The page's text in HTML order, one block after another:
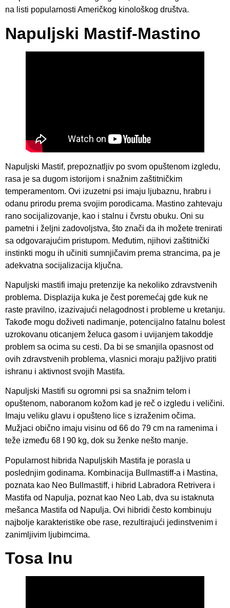
na listi popularnosti Američkog kinološkog društva.
Napuljski Mastif-Mastino
Napuljski Mastif, prepoznatljiv po svom opuštenom izgledu,
rasa je sa dugom istorijom i snažnim zaštitničkim
temperamentom. Ovi izuzetni psi imaju ljubaznu, hrabru i
odanu prirodu prema svojim porodicama. Mastino zahtevaju
rano socijalizovanje, kao i stalnu i čvrstu obuku. Oni su
pametni i željni zadovoljstva, što znači da ih možete trenirati
sa odgovarajućim pristupom. Međutim, njihovi zaštitnički
instinkti mogu ih učiniti sumnjičavim prema strancima, pa je
adekvatna socijalizacija ključna.
Napuljski mastifi imaju pretenzije ka nekoliko zdravstvenih
problema. Displazija kuka je čest poremećaj gde kuk ne
raste pravilno, izazivajući nelagodnost i probleme u kretanju.
Takođe mogu doživeti nadimanje, potencijalno fatalnu bolest
uzrokovanu oticanjem želuca gasom i uvijanjem takoddje
problem sa ocima su cesti. Da bi se smanjila opasnost od
ovih zdravstvenih problema, vlasnici moraju pažljivo pratiti
ishranu i aktivnost svojih Mastifa.
Napuljski Mastifi su ogromni psi sa snažnim telom i
opuštenom, naboranom kožom kad je reč o izgledu i veličini.
Imaju veliku glavu i opušteno lice s izraženim očima.
Mužjaci obično imaju visinu od 66 do 79 cm na ramenima i
teže između 68 I 90 kg, dok su ženke nešto manje.
Popularnost hibrida Napuljskih Mastifa je porasla u
poslednjim godinama. Kombinacija Bullmastiff-a i Mastina,
poznata kao Neo Bullmastiff, i hibrid Labradora Retrivera i
Mastifa od Napulja, poznat kao Neo Lab, dva su istaknuta
mešanca Mastifa od Napulja. Ovi hibridi često kombinuju
najbolje karakteristike obe rase, rezultirajući jedinstvenim i
zanimljivim ljubimcima.
Tosa Inu